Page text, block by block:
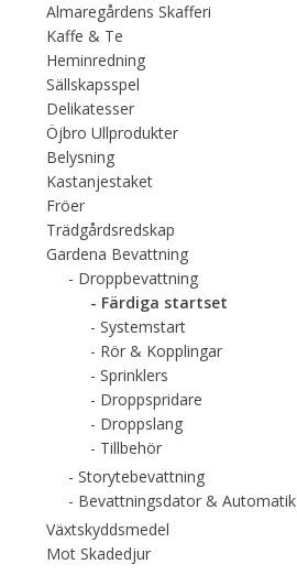
Almaregårdens Skafferi
Kaffe & Te
Heminredning
Sällskapsspel
Delikatesser
Öjbro Ullprodukter
Belysning
Kastanjestaket
Fröer
Trädgårdsredskap
Gardena Bevattning
Droppbevattning
Färdiga startset
Systemstart
Rör & Kopplingar
Sprinklers
Droppspridare
Droppslang
Tillbehör
Storytebevattning
Bevattningsdator & Automatik
Växtskyddsmedel
Mot Skadedjur